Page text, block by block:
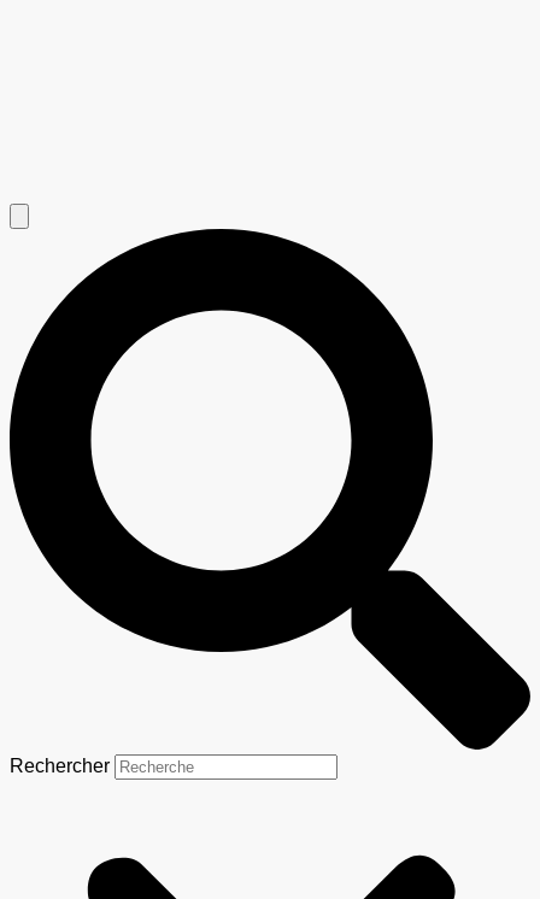
Rechercher